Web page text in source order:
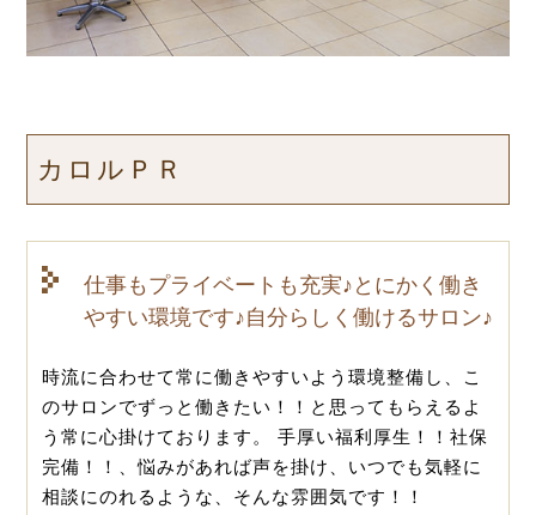
カロルＰＲ
仕事もプライベートも充実♪とにかく働き
やすい環境です♪自分らしく働けるサロン♪
時流に合わせて常に働きやすいよう環境整備し、こ
のサロンでずっと働きたい！！と思ってもらえるよ
う常に心掛けております。 手厚い福利厚生！！社保
完備！！、悩みがあれば声を掛け、いつでも気軽に
相談にのれるような、そんな雰囲気です！！